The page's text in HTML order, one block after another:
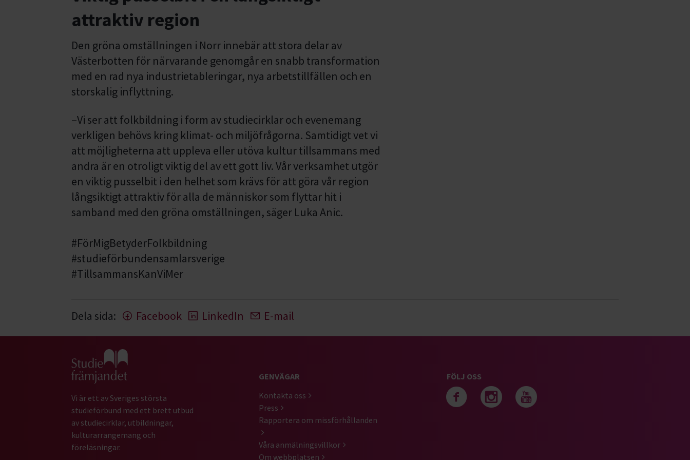
attraktiv region
Den gröna omställningen i Norr innebär att stora delar av
Västerbotten för närvarande genomgår en snabb transformation
med en rad nya industrietableringar, nya arbetstillfällen och en
storskalig inflyttning.
–Vi ser att folkbildning i form av studiecirklar och evenemang
verkligen behövs kring klimat- och miljöfrågorna. Samtidigt vet vi
att möjligheterna att uppleva eller utöva kultur tillsammans med
andra är en otroligt viktig del av ett gott liv. Vår verksamhet utgör
en viktig pusselbit i den helhet som krävs för att göra vår region
långsiktigt attraktiv för alla de människor som flyttar hit i
samband med den gröna omställningen, säger Luka Anic.
#FörMigBetyderFolkbildning
#studieförbundensamlarsverige
#TillsammansKanViMer
Dela sida: Facebook LinkedIn E-mail
Gå till studiefrämjandets startsida
Vi är ett av Sveriges största
studieförbund med ett brett utbud
av studiecirklar, utbildningar,
kulturarrangemang och
föreläsningar.
GENVÄGAR
Kontakta oss
Press
Rapportera om missförhållanden
Våra anmälningsvillkor
Om webbplatsen
FÖLJ OSS
Följ oss på facebook
Följ oss på instagram
Följ oss på youtube